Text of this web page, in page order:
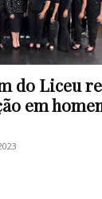
do Liceu
em